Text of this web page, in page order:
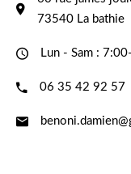
73540 La bathie
Lun - Sam :
06 35 42 92 57